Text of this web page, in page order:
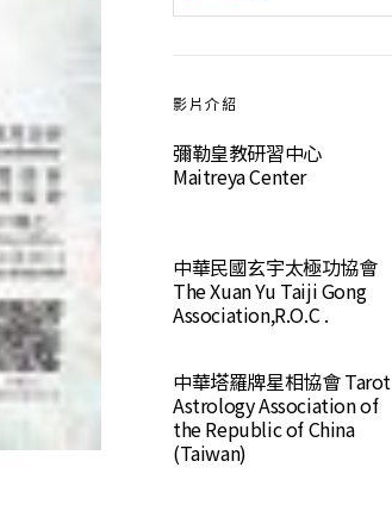
影片介紹
彌勒皇教研習中心
Maitreya Center
中華民國玄宇太極功協會
The Xuan Yu Taiji Gong
Association,R.O.C .
中華塔羅牌星相協會 Tarot
Astrology Association of
the Republic of China
(Taiwan)